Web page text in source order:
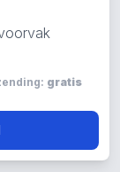
gratis